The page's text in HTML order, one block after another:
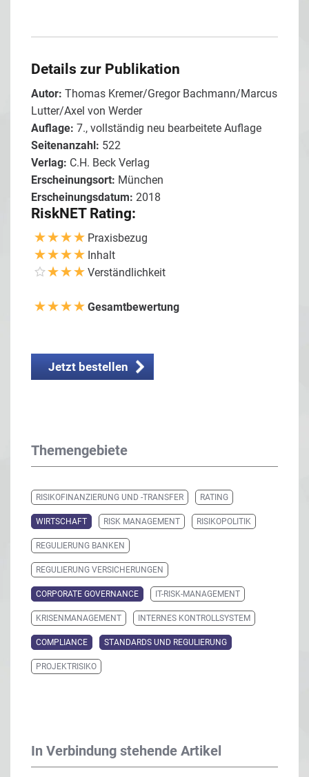
Details zur Publikation
Autor: Thomas Kremer/Gregor Bachmann/Marcus
Lutter/Axel von Werder
Auflage: 7., vollständig neu bearbeitete Auflage
Seitenanzahl: 522
Verlag: C.H. Beck Verlag
Erscheinungsort: München
Erscheinungsdatum: 2018
RiskNET Rating:
Praxisbezug
Inhalt
Verständlichkeit
Gesamtbewertung
Jetzt bestellen
Themengebiete
RISIKOFINANZIERUNG UND -TRANSFER RATING
WIRTSCHAFT RISK MANAGEMENT RISIKOPOLITIK
REGULIERUNG BANKEN
REGULIERUNG VERSICHERUNGEN
CORPORATE GOVERNANCE IT-RISK-MANAGEMENT
KRISENMANAGEMENT INTERNES KONTROLLSYSTEM
COMPLIANCE STANDARDS UND REGULIERUNG
PROJEKTRISIKO
In Verbindung stehende Artikel